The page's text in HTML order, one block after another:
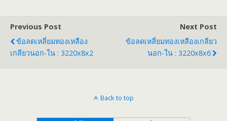
Previous Post
ข้อลดเหลี่ยมทองเหลือง
เกลียวนอก-ใน : 3220x8x2
Next Post
ข้อลดเหลี่ยมทองเหลืองเกลียว
นอก-ใน : 3220x8x6
Back to top